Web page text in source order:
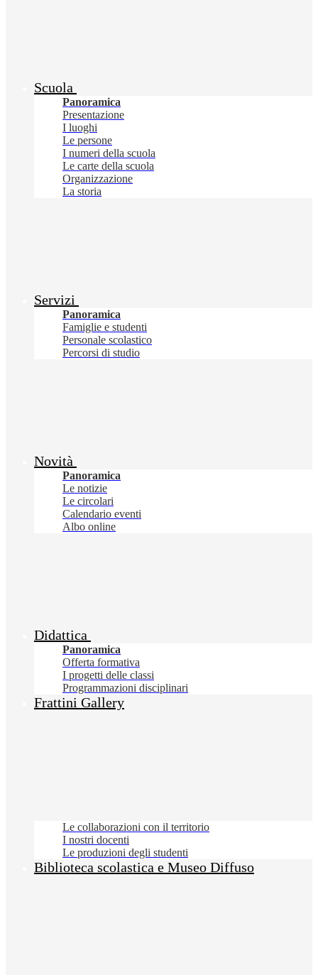
Scuola
Panoramica
Presentazione
I luoghi
Le persone
I numeri della scuola
Le carte della scuola
Organizzazione
La storia
Servizi
Panoramica
Famiglie e studenti
Personale scolastico
Percorsi di studio
Novità
Panoramica
Le notizie
Le circolari
Calendario eventi
Albo online
Didattica
Panoramica
Offerta formativa
I progetti delle classi
Programmazioni disciplinari
Frattini Gallery
Le collaborazioni con il territorio
I nostri docenti
Le produzioni degli studenti
Biblioteca scolastica e Museo Diffuso